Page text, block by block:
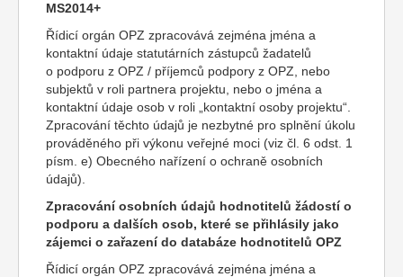
MS2014+
Řídicí orgán OPZ zpracovává zejména jména a
kontaktní údaje statutárních zástupců žadatelů
o podporu z OPZ / příjemců podpory z OPZ, nebo
subjektů v roli partnera projektu, nebo o jména a
kontaktní údaje osob v roli „kontaktní osoby projektu“.
Zpracování těchto údajů je nezbytné pro splnění úkolu
prováděného při výkonu veřejné moci (viz čl. 6 odst. 1
písm. e) Obecného nařízení o ochraně osobních
údajů).
Zpracování osobních údajů hodnotitelů žádostí o
podporu a dalších osob, které se přihlásily jako
zájemci o zařazení do databáze hodnotitelů OPZ
Řídicí orgán OPZ zpracovává zejména jména a